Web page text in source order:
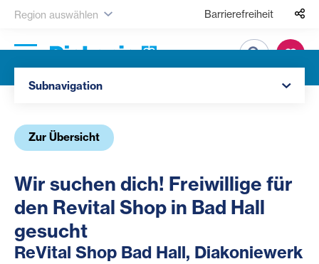
Region auswählen Barrierefreiheit
Subnavigation
Zur Übersicht
Wir suchen dich! Freiwillige für
den Revital Shop in Bad Hall
gesucht
ReVital Shop Bad Hall, Diakoniewerk